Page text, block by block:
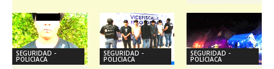
SEGURIDAD -
POLICIACA
SEGURIDAD -
POLICIACA
SEGURIDAD -
POLICIACA